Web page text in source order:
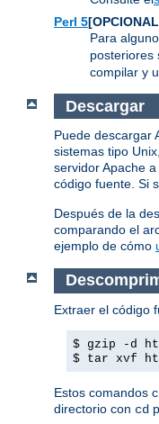
Perl 5
Para
posteriores
compilar y
Descargar
Puede descargar
sistemas tipo
servidor Apache
código fuente. Si
Después de la
comparando el
ejemplo de cómo
Extraer el código
$ gzip -d
$ tar xvf
Estos comandos
directorio con cd